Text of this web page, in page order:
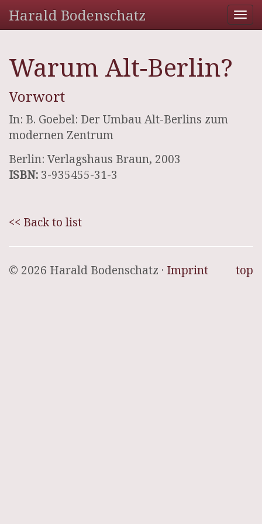
Harald Bodenschatz
Warum Alt-Berlin?
Vorwort
In: B. Goebel: Der Umbau Alt-Berlins zum
modernen Zentrum
Berlin: Verlagshaus Braun, 2003
ISBN: 3-935455-31-3
<< Back to list
top
© 2026 Harald Bodenschatz · Imprint